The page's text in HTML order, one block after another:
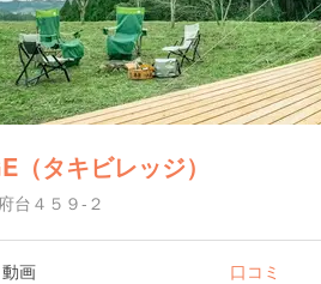
（タキビレッジ）
台４５９-２
画 口コミ